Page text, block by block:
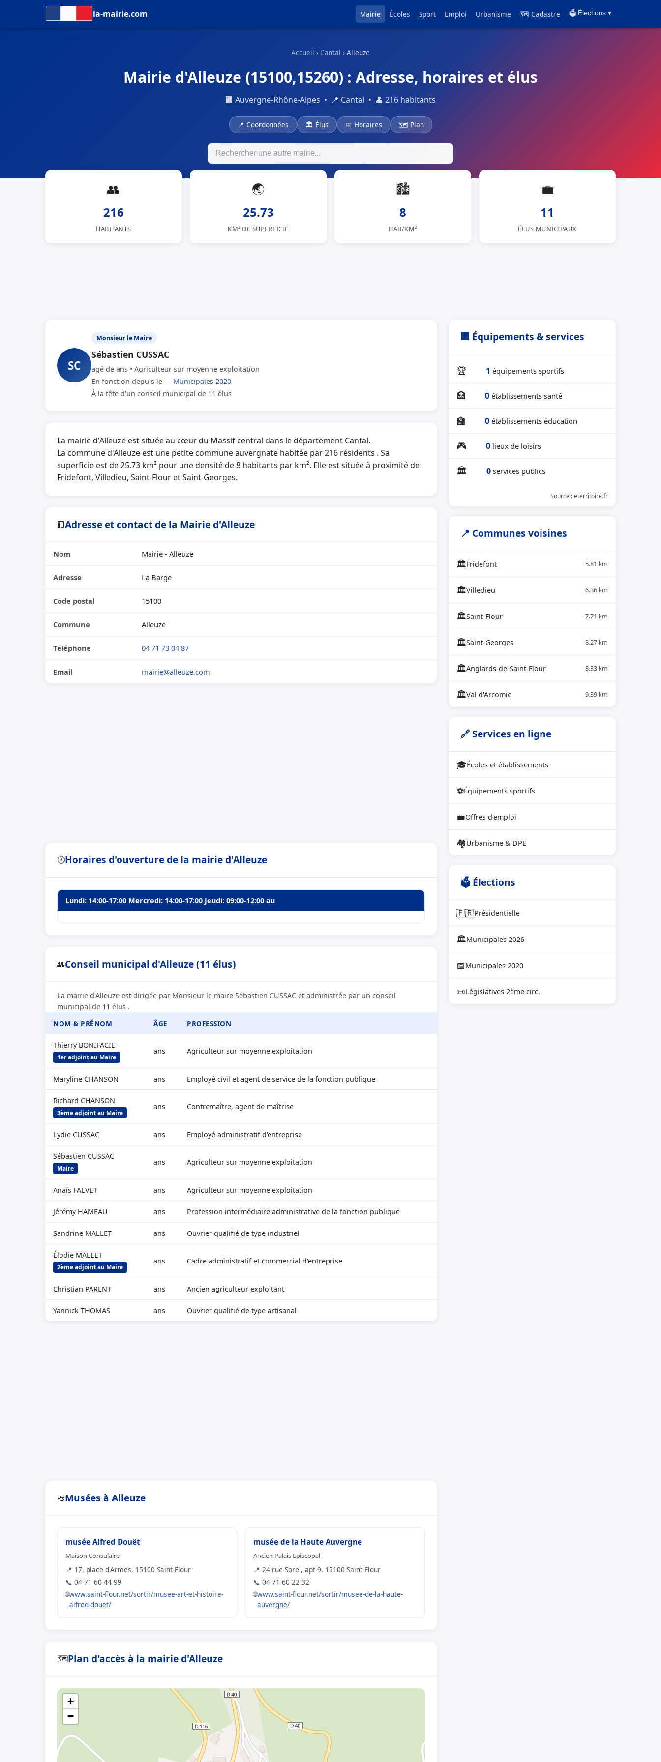
la-mairie.com Mairie Écoles Sport Emploi Urbanisme 🗺 Cadastre 🗳️ Élections ▾
Accueil › Cantal › Alleuze
Mairie d'Alleuze (15100,15260) : Adresse, horaires et élus
🏢 Auvergne-Rhône-Alpes • 📍 Cantal • 👤 216 habitants
📍 Coordonnées 🏛 Élus 📅 Horaires 🗺 Plan
👥
216
HABITANTS
🌏
25.73
KM² DE SUPERFICIE
🏙
8
HAB/KM²
💼
11
ÉLUS MUNICIPAUX
SC
Monsieur le Maire
Sébastien CUSSAC
agé de ans • Agriculteur sur moyenne exploitation
En fonction depuis le — Municipales 2020
À la tête d'un conseil municipal de 11 élus
La mairie d'Alleuze est située au cœur du Massif central dans le département Cantal.
La commune d'Alleuze est une petite commune auvergnate habitée par 216 résidents . Sa
superficie est de 25.73 km² pour une densité de 8 habitants par km². Elle est située à proximité de
Fridefont, Villedieu, Saint-Flour et Saint-Georges.
🏢Adresse et contact de la Mairie d'Alleuze
Nom Mairie - Alleuze
Adresse La Barge
Code postal 15100
Commune Alleuze
Téléphone 04 71 73 04 87
Email mairie@alleuze.com
🕐Horaires d'ouverture de la mairie d'Alleuze
Lundi: 14:00-17:00 Mercredi: 14:00-17:00 Jeudi: 09:00-12:00 au
👥Conseil municipal d'Alleuze (11 élus)
La mairie d'Alleuze est dirigée par Monsieur le maire Sébastien CUSSAC et administrée par un conseil
municipal de 11 élus .
NOM & PRÉNOM
ÂGE PROFESSION
Thierry BONIFACIE
1er adjoint au Maire
ans Agriculteur sur moyenne exploitation
Maryline CHANSON ans Employé civil et agent de service de la fonction publique
Richard CHANSON
3ème adjoint au Maire
ans Contremaître, agent de maîtrise
Lydie CUSSAC ans Employé administratif d'entreprise
Sébastien CUSSAC
Maire
ans Agriculteur sur moyenne exploitation
Anaïs FALVET ans Agriculteur sur moyenne exploitation
Jérémy HAMEAU ans Profession intermédiaire administrative de la fonction publique
Sandrine MALLET ans Ouvrier qualifié de type industriel
Élodie MALLET
2ème adjoint au Maire
ans Cadre administratif et commercial d'entreprise
Christian PARENT ans Ancien agriculteur exploitant
Yannick THOMAS ans Ouvrier qualifié de type artisanal
🎨Musées à Alleuze
musée Alfred Douët
Maison Consulaire
📍 17, place d'Armes, 15100 Saint-Flour
📞 04 71 60 44 99
🌐www.saint-flour.net/sortir/musee-art-et-histoire-
alfred-douet/
musée de la Haute Auvergne
Ancien Palais Episcopal
📍 24 rue Sorel, apt 9, 15100 Saint-Flour
📞 04 71 60 22 32
🌐www.saint-flour.net/sortir/musee-de-la-haute-
auvergne/
🗺Plan d'accès à la mairie d'Alleuze
+
−
🏢 Équipements & services
🏆 1 équipements sportifs
🏥 0 établissements santé
🏫 0 établissements éducation
🎮 0 lieux de loisirs
🏛 0 services publics
Source : eterritoire.fr
📍 Communes voisines
🏛Fridefont 5.81 km
🏛Villedieu 6.36 km
🏛Saint-Flour 7.71 km
🏛Saint-Georges 8.27 km
🏛Anglards-de-Saint-Flour 8.33 km
🏛Val d'Arcomie 9.39 km
🔗 Services en ligne
🎓Écoles et établissements
⚽Équipements sportifs
💼Offres d'emploi
🏘Urbanisme & DPE
🗳 Élections
🇫🇷Présidentielle
🏛Municipales 2026
📅Municipales 2020
📜Législatives 2ème circ.